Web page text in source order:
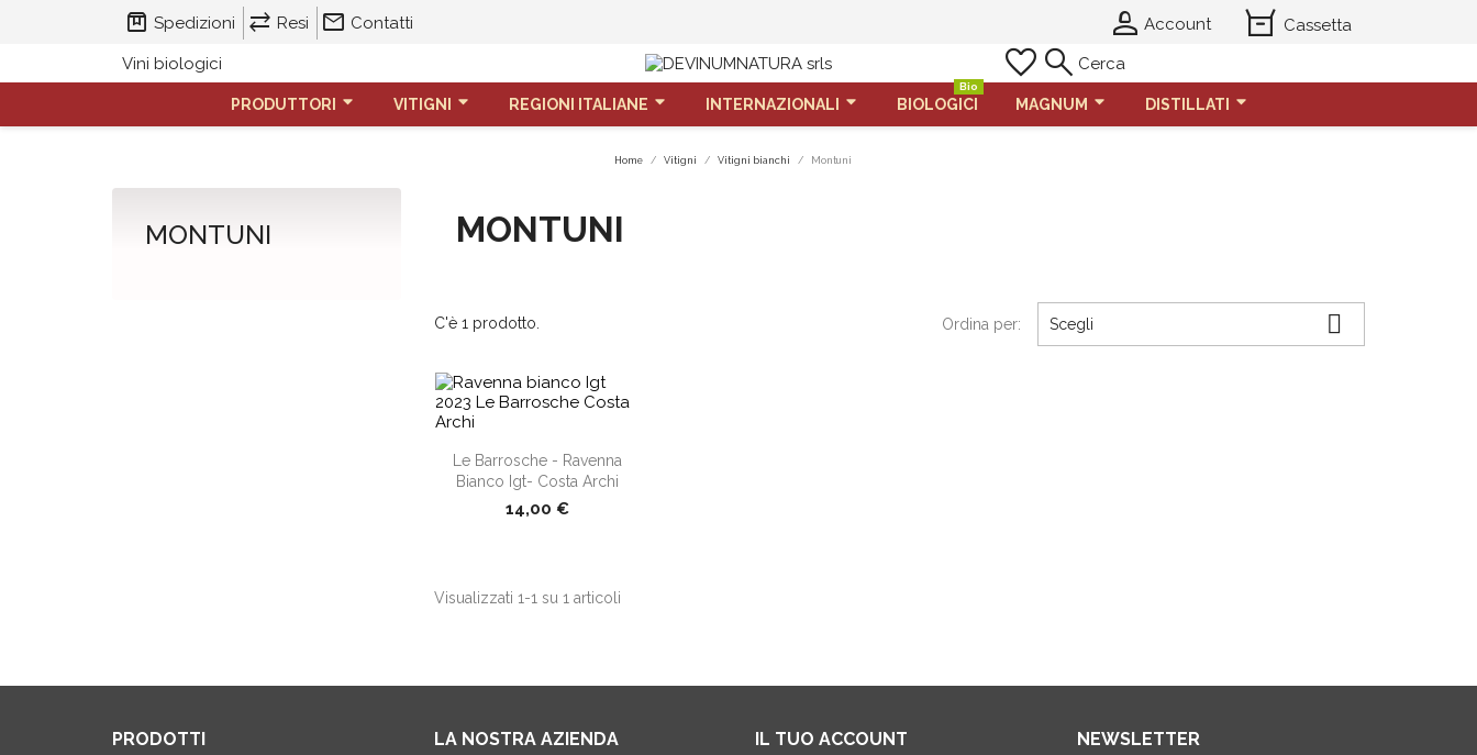
box Spedizioni sync_alt Resi mail Contatti person_2 Account orders Cassetta
Vini biologici
favoritesearch Cerca
PRODUTTORI VITIGNI REGIONI ITALIANE INTERNAZIONALI BIOLOGICI
Bio
MAGNUM DISTILLATI
Home Vitigni Vitigni bianchi Montuni
MONTUNI MONTUNI
C'è 1 prodotto. Ordina per: Scegli 
shopping_cart
Le Barrosche - Ravenna
Bianco Igt- Costa Archi
14,00 €
Visualizzati 1-1 su 1 articoli
PRODOTTI LA NOSTRA AZIENDA IL TUO ACCOUNT NEWSLETTER